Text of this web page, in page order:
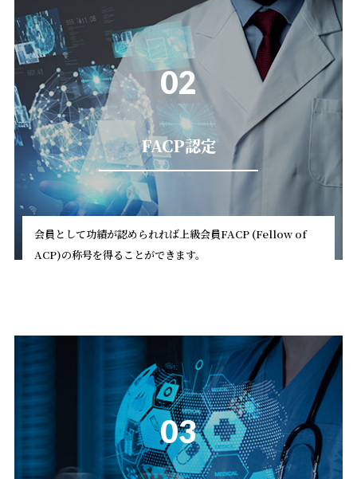
02
FACP認定
会員として功績が認められれば上級会員FACP (Fellow of
ACP)の称号を得ることができます。
03